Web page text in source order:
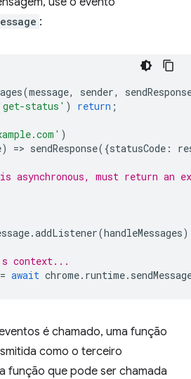
:
(message, sender,
status' ) return ;
)
) => sendResponse({statusCode :
asynchronous, must return an
.addListener(handleMessages
context...
= await chrome. runtime.
é chamado, uma função
como o terceiro
função que pode ser chamada